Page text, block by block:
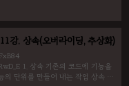
// 패키지 스코프 a 출력
프 a 출력 p..
. 상속(오버라이딩, 추상화)
1. 상속 기존의 코드에 기능을
의 단위를 만들어 내는 작업 상속 문